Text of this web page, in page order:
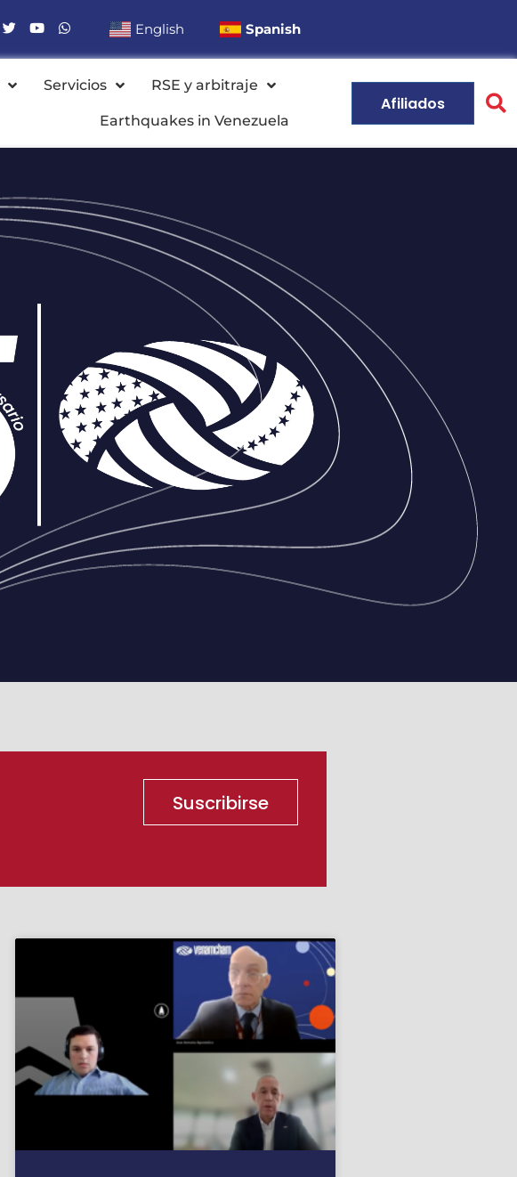
English Spanish
Servicios RSE y arbitraje
Earthquakes in Venezuela
Afiliados
Suscribirse